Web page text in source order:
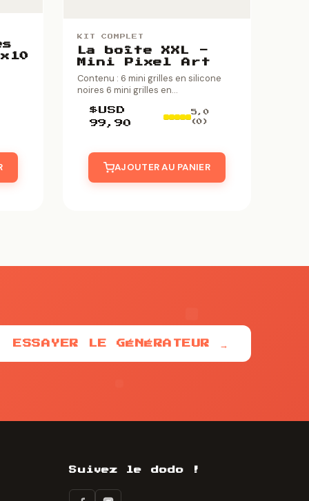
KIT COMPLET
La boîte XXL -
Mini Pixel Art
Contenu : 6 mini grilles en silicone
noires 6 mini grilles en...
$USD
99,90
5,0
(0)
AJOUTER AU PANIER
ESSAYER LE GÉNÉRATEUR →
Suivez le dodo !